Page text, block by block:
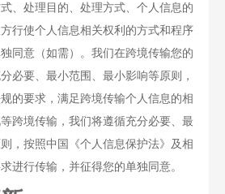
、处理目的、处理方式、个人信息的
行使个人信息相关权利的方式和程序
同意（如需）。我们在跨境传输您的
必要、最小范围、最小影响等原则，
的要求，满足跨境传输个人信息的相
跨境传输，我们将遵循充分必要、最
，按照中国《个人信息保护法》及相
进行传输，并征得您的单独同意。